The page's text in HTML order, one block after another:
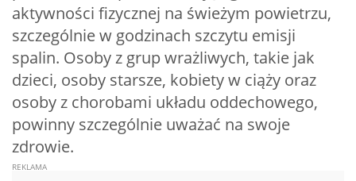
aktywności fizycznej na świeżym powietrzu,
szczególnie w godzinach szczytu emisji
spalin. Osoby z grup wrażliwych, takie jak
dzieci, osoby starsze, kobiety w ciąży oraz
osoby z chorobami układu oddechowego,
powinny szczególnie uważać na swoje
zdrowie.